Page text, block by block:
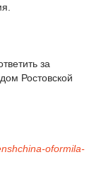
за
Ростовской
oformila-